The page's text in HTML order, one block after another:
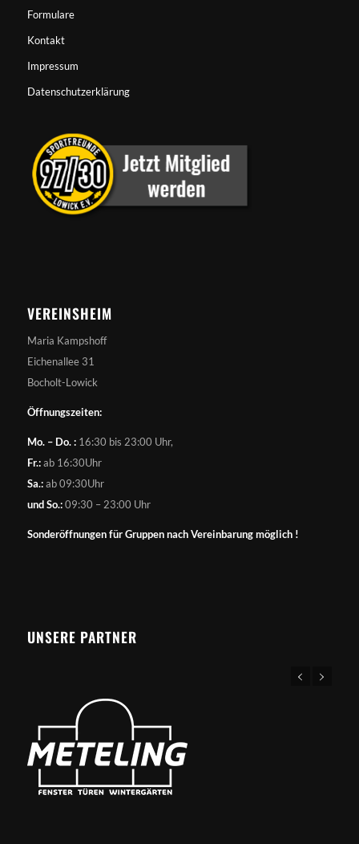
Formulare
Kontakt
Impressum
Datenschutzerklärung
VEREINSHEIM
Maria Kampshoff
Eichenallee 31
Bocholt-Lowick
Öffnungszeiten:
Mo. – Do. :16:30 bis 23:00 Uhr,
Fr.:ab 16:30Uhr
Sa.:ab 09:30Uhr
und So.:09:30 – 23:00 Uhr
Sonderöffnungen für Gruppen nach Vereinbarung möglich !
UNSERE PARTNER